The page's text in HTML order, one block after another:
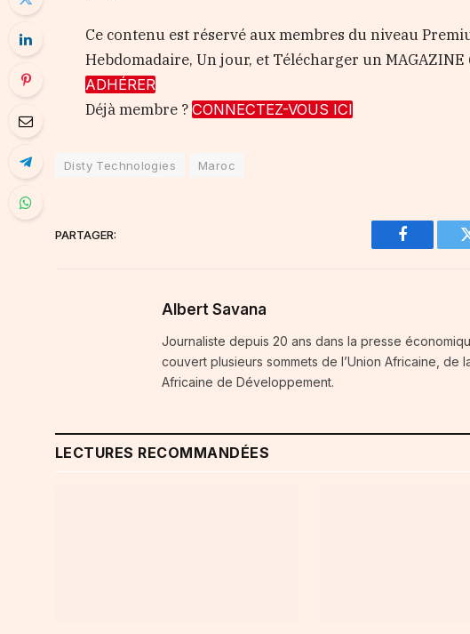
Ce contenu est réservé aux membres du niveau
Hebdomadaire, Un jour, et Télécharger un MAGAZINE
ADHÉRER
Déjà membre ?CONNECTEZ-VOUS ICI
Disty Technologies Maroc
PARTAGER:
Facebook
Albert Savana
Journaliste depuis 20 ans dans la presse
couvert plusieurs sommets de l’Union Africaine, de
Africaine de Développement.
LECTURES RECOMMANDÉES